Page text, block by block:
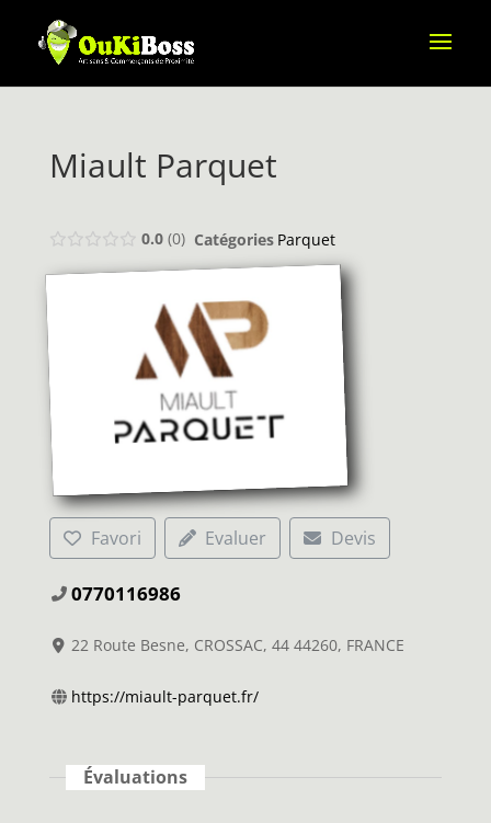
Miault Parquet
0.0 0 Catégories Parquet
Favori Evaluer Devis
0770116986
22 Route Besne, CROSSAC, 44 44260, FRANCE
https://miault-parquet.fr/
Évaluations